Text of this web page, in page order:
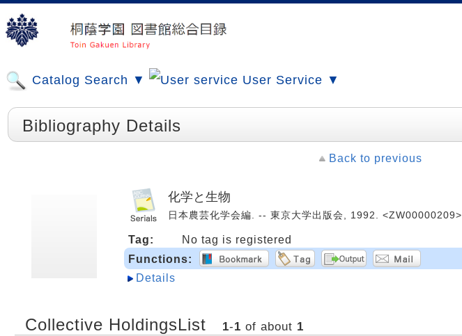
Catalog Search ▼ User Service ▼
Bibliography Details
Back to previous
化学と生物
日本農芸化学会編. -- 東京大学出版会, 1992. <ZW00000209>
Tag:
No tag is registered
Functions:
Details
Collective HoldingsList 1-1 of about 1